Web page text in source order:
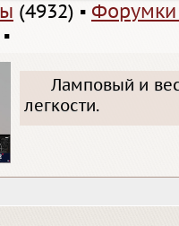
(4932) ▪
▪
Ламповый и
легкости.